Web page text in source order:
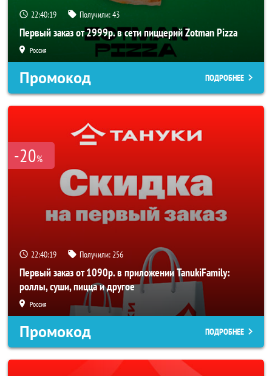
22:40:18 Получили:43
Первый заказ от 2999р. в сети пиццерий Zotman Pizza
Россия
Промокод ПОДРОБНЕЕ
-20%
22:40:18 Получили:256
Первый заказ от 1090р. в приложении TanukiFamily:
роллы, суши, пицца и другое
Россия
Промокод ПОДРОБНЕЕ